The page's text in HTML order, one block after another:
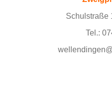
Schulstraße
Tel.: